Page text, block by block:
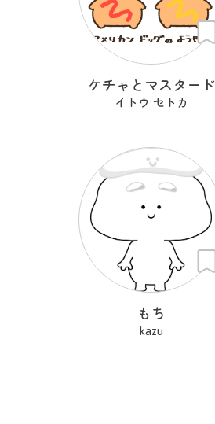
ケチャとマスタード
イトウ セトカ
もち
kazu